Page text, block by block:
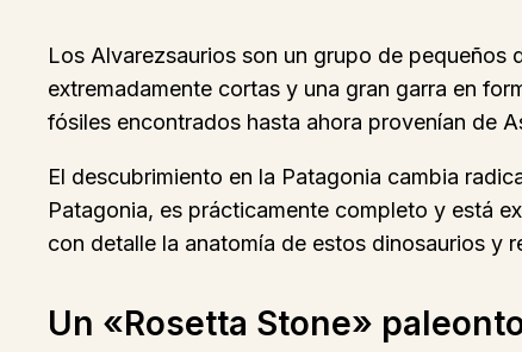
Los Alvarezsaurios son un grupo de
extremadamente cortas y una gran garra en
fósiles encontrados hasta ahora provenían de
El descubrimiento en la Patagonia cambia
Patagonia, es prácticamente completo y está
con detalle la anatomía de estos dinosaurios y
Un «Rosetta Stone»